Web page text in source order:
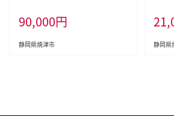
90,000円
静岡県焼津市 静岡県